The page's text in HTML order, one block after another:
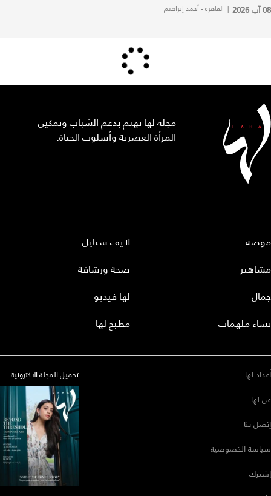
08 آب 2026 | القاهرة - أحمد إبراهيم
مجلة لها تهتم بدعم الشباب وتمكين
المرأة العصرية وأسلوب الحياة.
موضة
مشاهير
جمال
نساء ملهمات
لايف ستايل
صحة ورشاقة
لها فيديو
مطبخ لها
أعداد لها
عن لها
إتصل بنا
سياسة الخصوصية
إشترك
تحميل المجلة الاكترونية